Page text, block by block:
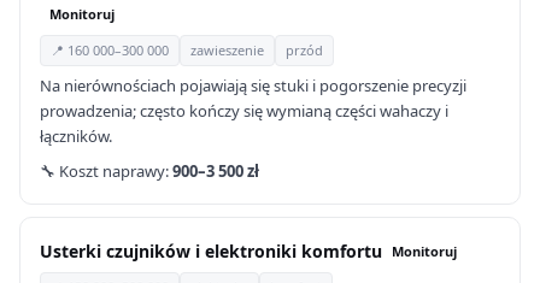
Monitoruj
📍 160 000–300 000
zawieszenie przód
Na nierównościach pojawiają się stuki i pogorszenie precyzji
prowadzenia; często kończy się wymianą części wahaczy i
łączników.
🔧 Koszt naprawy:900–3 500 zł
Usterki czujników i elektroniki komfortu Monitoruj